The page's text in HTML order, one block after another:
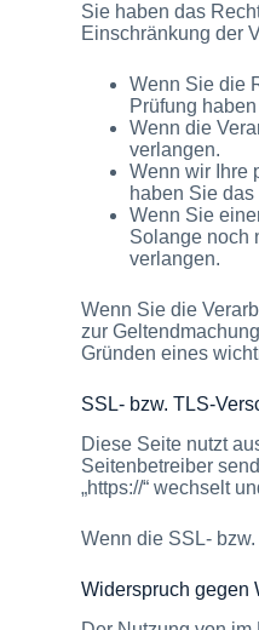
Sie haben das
Einschränkung der
Wenn Sie die
Prüfung
Wenn die
verlangen.
Wenn wir Ihre
haben Sie
Wenn Sie
Solange noch
verlangen.
Wenn Sie die
zur
Gründen eines
SSL- bzw. TLS-
Diese Seite nutzt
Seitenbetreiber
„https://“ wechselt
Wenn die SSL-
Widerspruch gegen